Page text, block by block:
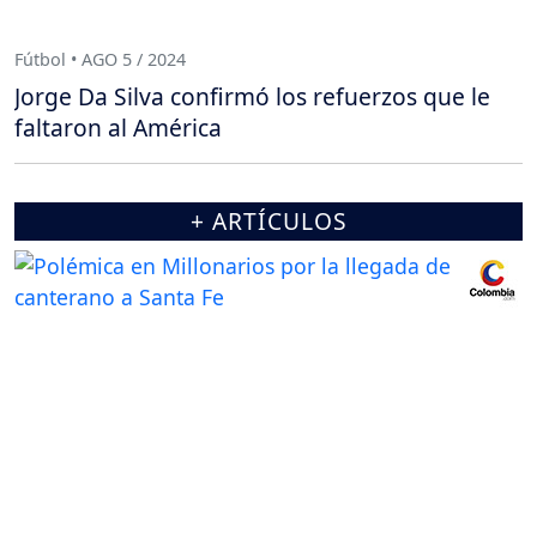
Fútbol • AGO 5 / 2024
Jorge Da Silva confirmó los refuerzos que le
faltaron al América
+ ARTÍCULOS